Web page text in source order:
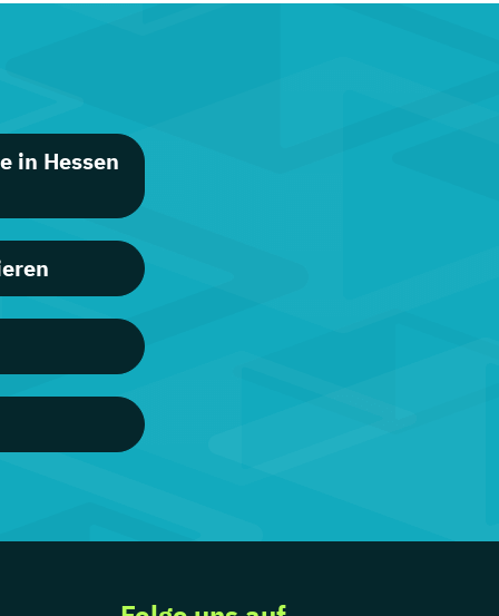
in Hessen